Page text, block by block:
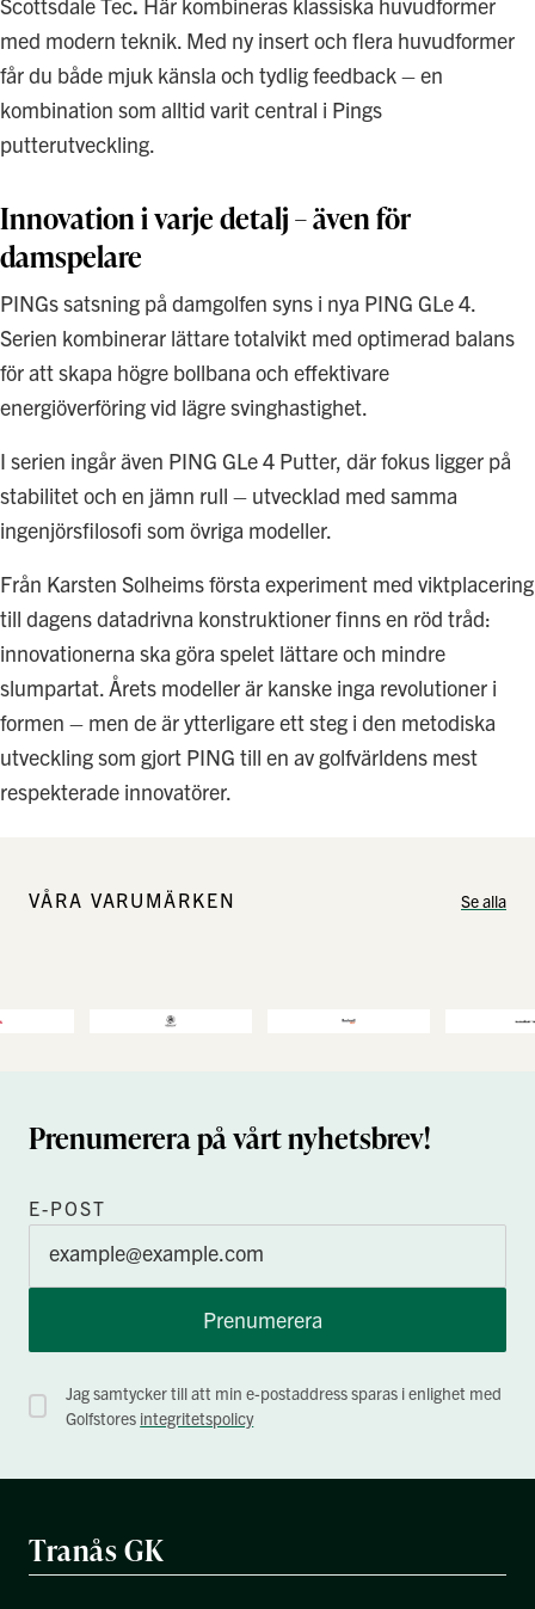
med modern teknik. Med ny insert och flera huvudformer
får du både mjuk känsla och tydlig feedback – en
kombination som alltid varit central i Pings
putterutveckling.
Innovation i varje detalj – även för
damspelare
PINGs satsning på damgolfen syns i nya PING GLe 4.
Serien kombinerar lättare totalvikt med optimerad balans
för att skapa högre bollbana och effektivare
energiöverföring vid lägre svinghastighet.
I serien ingår även PING GLe 4 Putter, där fokus ligger på
stabilitet och en jämn rull – utvecklad med samma
ingenjörsfilosofi som övriga modeller.
Från Karsten Solheims första experiment med viktplacering
till dagens datadrivna konstruktioner finns en röd tråd:
innovationerna ska göra spelet lättare och mindre
slumpartat. Årets modeller är kanske inga revolutioner i
formen – men de är ytterligare ett steg i den metodiska
utveckling som gjort PING till en av golfvärldens mest
respekterade innovatörer.
VÅRA VARUMÄRKEN Se alla
Prenumerera på vårt nyhetsbrev!
E-POST
Prenumerera
Jag samtycker till att min e-postaddress sparas i enlighet med
Golfstores integritetspolicy
Tranås GK